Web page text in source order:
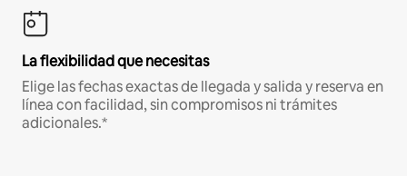
La flexibilidad que necesitas
Elige las fechas exactas de llegada y salida y reserva en
línea con facilidad, sin compromisos ni trámites
adicionales.*